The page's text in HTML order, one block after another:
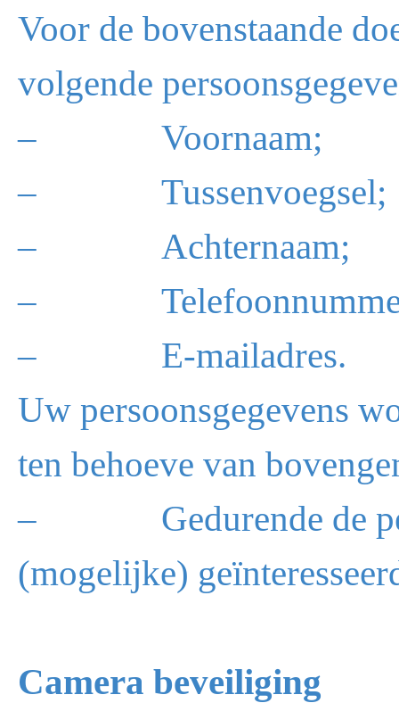
Voor de bovenstaande
volgende
– Voornaam;
– Tussenvoegsel;
– Achternaam;
–
– E-mailadres.
Uw persoonsgegevens
ten behoeve van
– Gedurende de
(mogelijke)
Camera beveiliging